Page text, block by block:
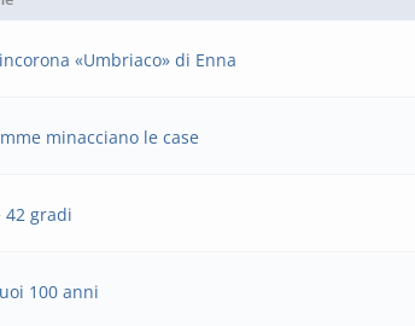
«Umbriaco» di Enna
minacciano le case
42 gradi
100 anni